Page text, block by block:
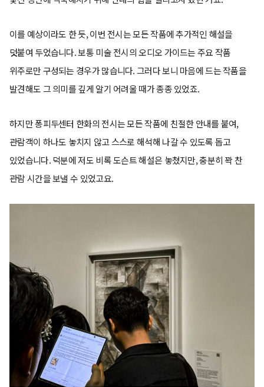
이를 예상이라도 한 듯, 이번 전시는 모든 작품에 추가적인 해설을
덧붙여 두었습니다. 보통 미술 전시의 오디오 가이드는 주요 작품
위주로만 구성되는 경우가 많습니다. 그러다 보니 마음에 드는 작품을
발견해도 그 의미를 깊게 알기 어려울 때가 종종 있었죠.
하지만 퐁피두센터 한화의 전시는 모든 작품에 친절한 안내를 붙여,
관람객이 하나도 놓치지 않고 스스로 해석해 나갈 수 있도록 돕고
있었습니다. 덕분에 저도 비록 도슨트 해설은 놓쳤지만, 충분히 꽉 찬
관람 시간을 보낼 수 있었고요.